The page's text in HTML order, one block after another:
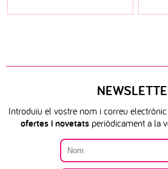
Introduïu el vostre nom i correu
ofertes i novetats periòdicament a la